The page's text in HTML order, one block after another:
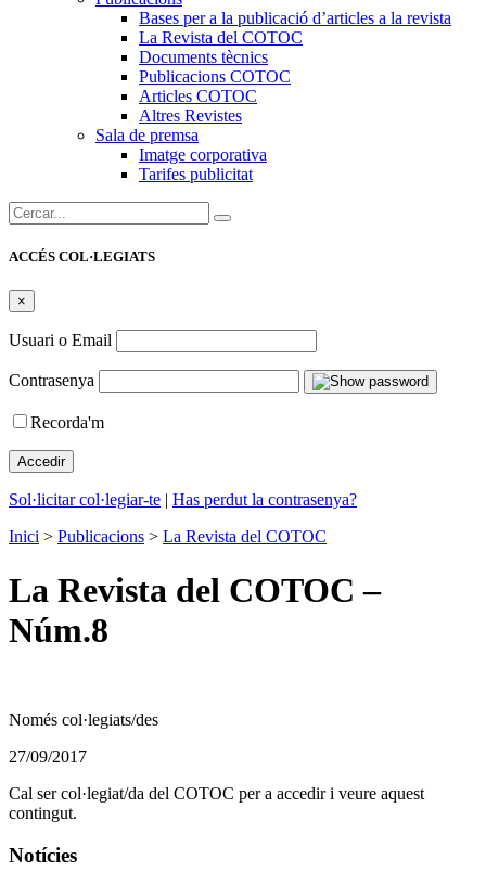
Bases per a la publicació d’articles a la revista
La Revista del COTOC
Documents tècnics
Publicacions COTOC
Articles COTOC
Altres Revistes
Sala de premsa
Imatge corporativa
Tarifes publicitat
Cercar:
ACCÉS COL·LEGIATS
×
Usuari o Email
Contrasenya
Recorda'm
Sol·licitar col·legiar-te | Has perdut la contrasenya?
Inici > Publicacions > La Revista del COTOC
La Revista del COTOC –
Núm.8
Només col·legiats/des
27/09/2017
Cal ser col·legiat/da del COTOC per a accedir i veure aquest
contingut.
Notícies